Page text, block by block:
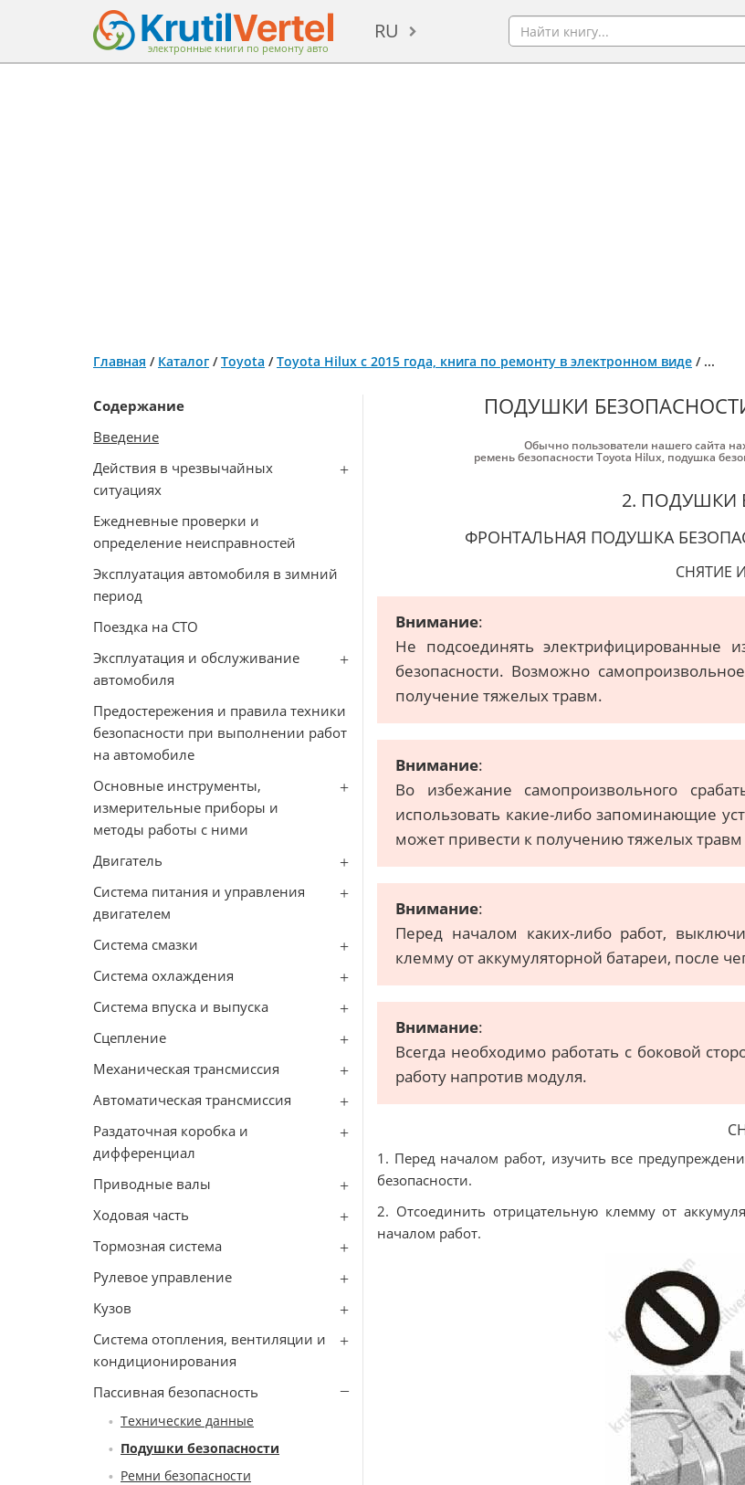
электронные книги по ремонту авто
RU
Главная / Каталог /Toyota /Toyota Hilux с 2015 года, книга по ремонту в электронном виде / ...
Содержание
Введение
Действия в чрезвычайных
ситуациях
Ежедневные проверки и
определение неисправностей
Эксплуатация автомобиля в зимний
период
Поездка на СТО
Эксплуатация и обслуживание
автомобиля
Предостережения и правила техники
безопасности при выполнении работ
на автомобиле
Основные инструменты,
измерительные приборы и
методы работы с ними
Двигатель
Система питания и управления
двигателем
Система смазки
Система охлаждения
Система впуска и выпуска
Сцепление
Механическая трансмиссия
Автоматическая трансмиссия
Раздаточная коробка и
дифференциал
Приводные валы
Ходовая часть
Тормозная система
Рулевое управление
Кузов
Система отопления, вентиляции и
кондиционирования
Пассивная безопасность
Технические данные
Подушки безопасности
Ремни безопасности
ПОДУШКИ БЕЗОПАСНОСТИ
Обычно пользователи нашего сайта
ремень безопасности Toyota Hilux, подушка
2. ПОДУШКИ
ФРОНТАЛЬНАЯ ПОДУШКА
СНЯТИЕ
Внимание:
Не подсоединять
безопасности. Возможно
получение тяжелых травм.
Внимание:
Во избежание самопроизвольного
использовать какие-либо запоминающие
может привести к получению тяжелых
Внимание:
Перед началом каких-либо работ,
клемму от аккумуляторной батареи, после
Внимание:
Всегда необходимо работать с боковой
работу напротив модуля.
1. Перед началом работ, изучить все
безопасности.
2. Отсоединить отрицательную клемму от
началом работ.